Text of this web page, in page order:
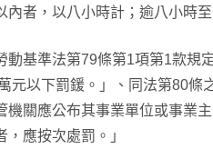
內者，以八小時計；逾八小時
動基準法第79條第1項第1款
元以下罰鍰。」、同法第80條
機關應公布其事業單位或事業
應按次處罰。」